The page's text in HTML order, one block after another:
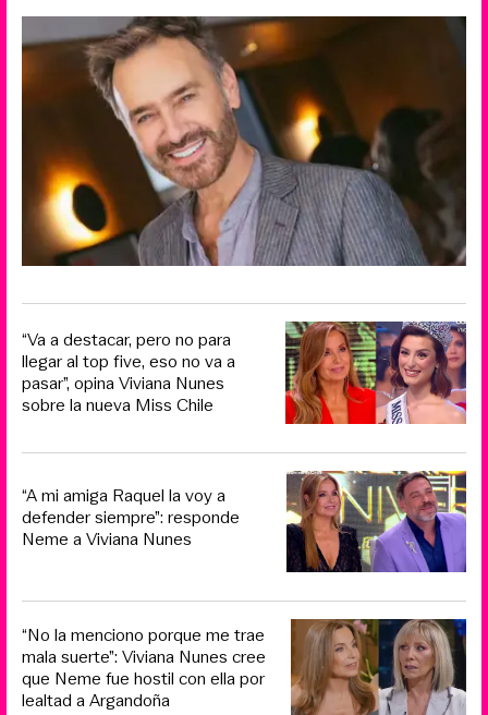
“Va a destacar, pero no para
llegar al top five, eso no va a
pasar”, opina Viviana Nunes
sobre la nueva Miss Chile
“A mi amiga Raquel la voy a
defender siempre”: responde
Neme a Viviana Nunes
“No la menciono porque me trae
mala suerte”: Viviana Nunes cree
que Neme fue hostil con ella por
lealtad a Argandoña